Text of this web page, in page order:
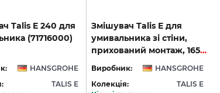
Talis E 240 для
(71716000)
HANSGROHE
TALIS E
Змішувач Talis E для
умивальника зі стіни,
прихований монтаж, 165 мм, Chrome (71732000)
Виробник:
HANSGROHE
Колекція:
TALIS E